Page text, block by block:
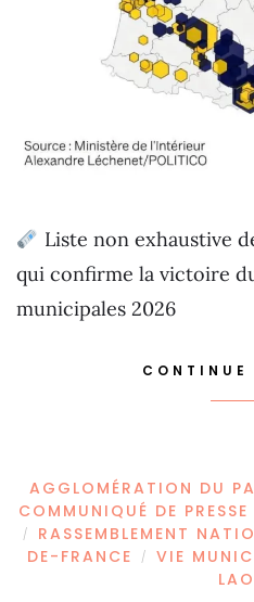
Liste non exhaustive
qui confirme la victoire
municipales 2026
CONTINUE
AGGLOMÉRATION DU
COMMUNIQUÉ DE PRESSE
/ RASSEMBLEMENT
DE-FRANCE
/
VIE